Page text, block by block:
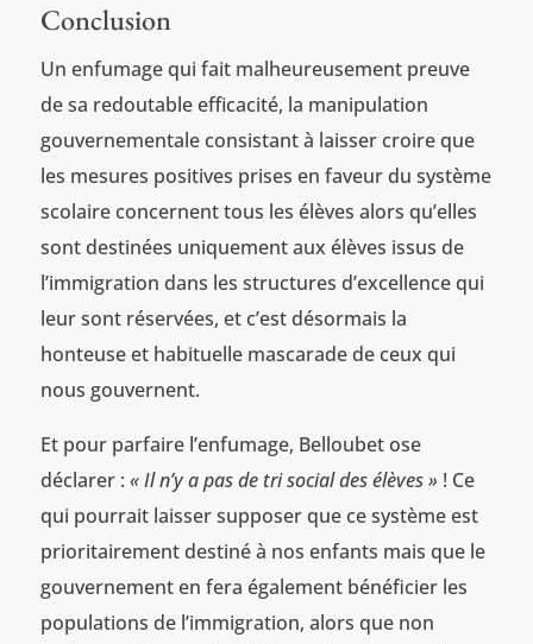
Conclusion
Un enfumage qui fait malheureusement preuve
de sa redoutable efficacité, la manipulation
gouvernementale consistant à laisser croire que
les mesures positives prises en faveur du système
scolaire concernent tous les élèves alors qu’elles
sont destinées uniquement aux élèves issus de
l’immigration dans les structures d’excellence qui
leur sont réservées, et c’est désormais la
honteuse et habituelle mascarade de ceux qui
nous gouvernent.
Et pour parfaire l’enfumage, Belloubet ose
déclarer : « Il n’y a pas de tri social des élèves » ! Ce
qui pourrait laisser supposer que ce système est
prioritairement destiné à nos enfants mais que le
gouvernement en fera également bénéficier les
populations de l’immigration, alors que non